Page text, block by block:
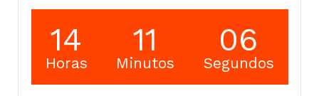
14
Horas
11
Minutos
06
Segundos